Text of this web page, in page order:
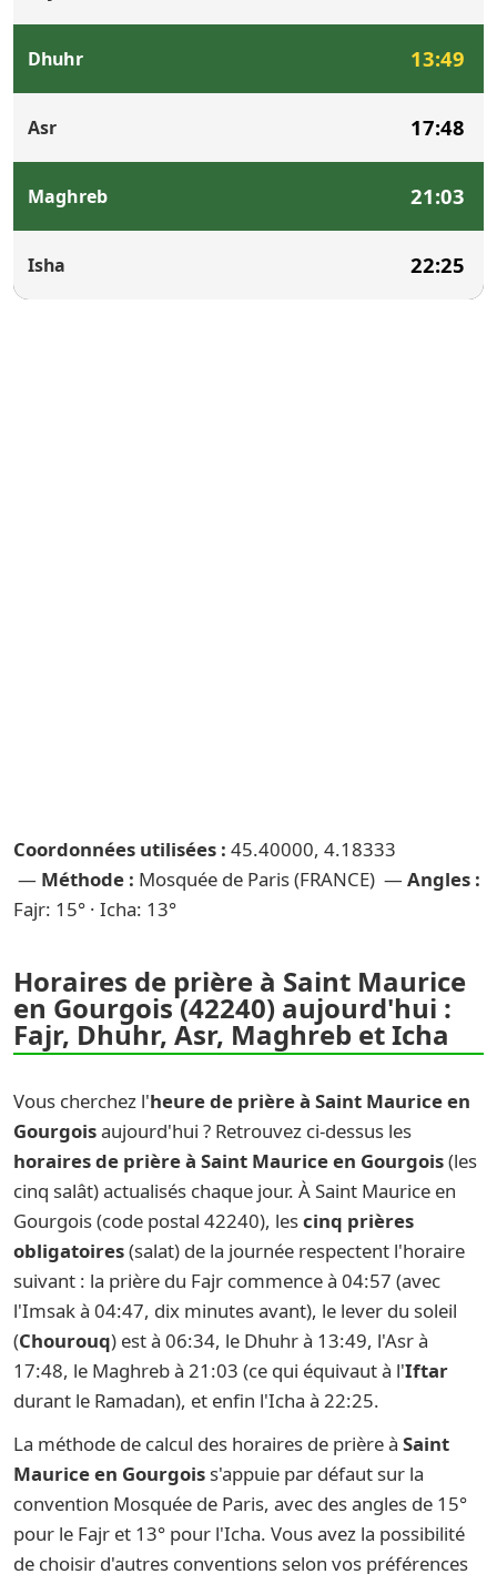
Dhuhr 13:49
Asr 17:48
Maghreb 21:03
Isha 22:25
Coordonnées utilisées : 45.40000, 4.18333
— Méthode : Mosquée de Paris (FRANCE) — Angles :
Fajr: 15° · Icha: 13°
Horaires de prière à Saint Maurice
en Gourgois (42240) aujourd'hui :
Fajr, Dhuhr, Asr, Maghreb et Icha
Vous cherchez l'heure de prière à Saint Maurice en
Gourgoisaujourd'hui ? Retrouvez ci-dessus les
horaires de prière à Saint Maurice en Gourgois(les
cinq salât) actualisés chaque jour. À Saint Maurice en
Gourgois (code postal 42240), lescinq prières
obligatoires(salat) de la journée respectent l'horaire
suivant : la prière du Fajr commence à 04:57 (avec
l'Imsak à 04:47, dix minutes avant), le lever du soleil
(Chourouq) est à 06:34, le Dhuhr à 13:49, l'Asr à
17:48, le Maghreb à 21:03 (ce qui équivaut à l'Iftar
durant le Ramadan), et enfin l'Icha à 22:25.
La méthode de calcul des horaires de prière à Saint
Maurice en Gourgois s'appuie par défaut sur la
convention Mosquée de Paris, avec des angles de 15°
pour le Fajr et 13° pour l'Icha. Vous avez la possibilité
de choisir d'autres conventions selon vos préférences